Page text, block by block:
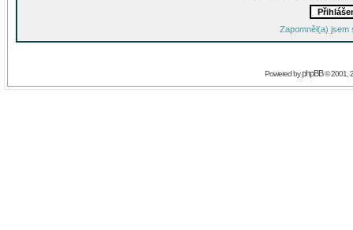
Zapomněl(a) jsem
Powered byphpBB© 2001,